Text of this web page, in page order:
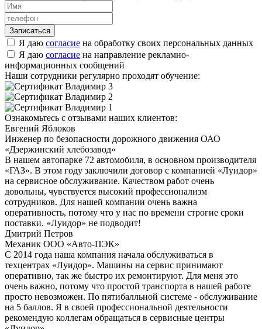
Я даю согласие на обработку своих персональных данных
Я даю согласие на направление рекламно-
информационных сообщений
Наши сотрудники регулярно проходят обучение:
Ознакомьтесь с отзывами наших клиентов:
Евгений Яблоков
Инженер по безопасности дорожного движения ОАО
«Дзержинский хлебозавод»
В нашем автопарке 72 автомобиля, в основном производителя
«ГАЗ». В этом году заключили договор с компанией «Луидор»
на сервисное обслуживание. Качеством работ очень
довольны, чувствуется высокий профессионализм
сотрудников. Для нашей компании очень важна
оперативность, потому что у нас по времени строгие сроки
поставки. «Луидор» не подводит!
Дмитрий Петров
Механик ООО «Авто-ПЭК»
С 2014 года наша компания начала обслуживаться в
техцентрах «Луидор». Машины на сервис принимают
оперативно, так же быстро их ремонтируют. Для меня это
очень важно, потому что простой транспорта в нашей работе
просто невозможен. По пятибалльной системе - обслуживание
на 5 баллов. Я в своей профессиональной деятельности
рекомендую коллегам обращаться в сервисные центры